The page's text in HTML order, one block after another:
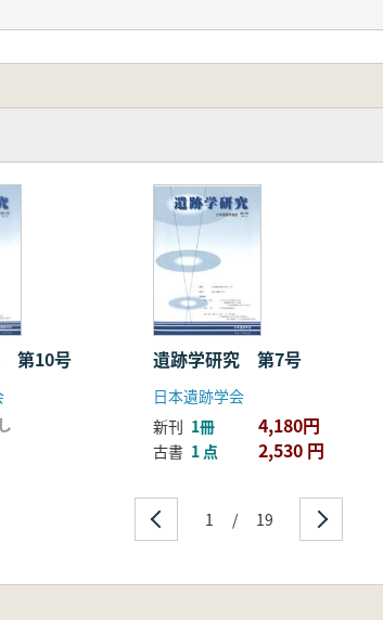
て
災後の保全・活用事業の進展―
対応
の復興～
県文化遺産課の紺応について
第10号 遺跡学研究 第7号
日本遺跡学会
新刊 1冊 4,180円
古書 1 点 2,530 円
1 / 19